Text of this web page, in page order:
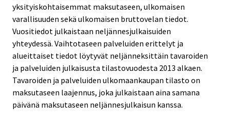
yksityiskohtaisemmat maksutaseen, ulkomaisen
varallisuuden sekä ulkomaisen bruttovelan tiedot.
Vuositiedot julkaistaan neljännesjulkaisuiden
yhteydessä. Vaihtotaseen palveluiden erittelyt ja
alueittaiset tiedot löytyvät neljänneksittäin tavaroiden
ja palveluiden julkaisusta tilastovuodesta 2013 alkaen.
Tavaroiden ja palveluiden ulkomaankaupan tilasto on
maksutaseen laajennus, joka julkaistaan aina samana
päivänä maksutaseen neljännesjulkaisun kanssa.